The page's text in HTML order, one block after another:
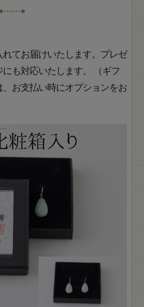
てお届けいたします。プレゼ
も対応いたします。 （ギフ
、お支払い時にオプションをお